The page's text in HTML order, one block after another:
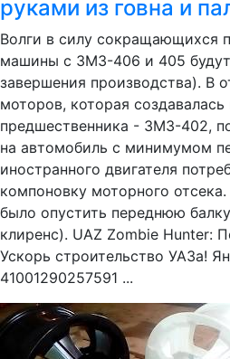
руками из говна и
Волги в силу сокращающихся
машины с ЗМЗ-406 и 405 будут
завершения производства). В
моторов, которая создавалась
предшественника - ЗМЗ-402,
на автомобиль с минимумом
иностранного двигателя
компоновку моторного
было опустить переднюю
клиренс). UAZ Zombie Hunter:
Ускорь строительство УАЗа!
41001290257591 ...